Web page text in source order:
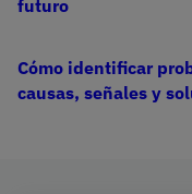
futuro
Cómo identificar
causas, señales y